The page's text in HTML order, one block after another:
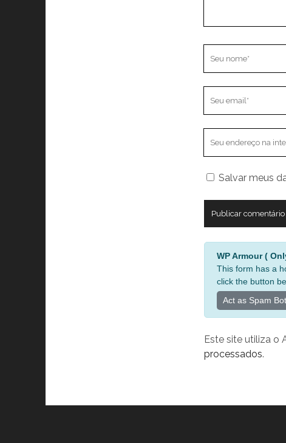
seuSalvar meus
n
a
t
:
WP Armour (
This form has a
click the button
Act as Spam Bot
Este site utiliza o
processados.